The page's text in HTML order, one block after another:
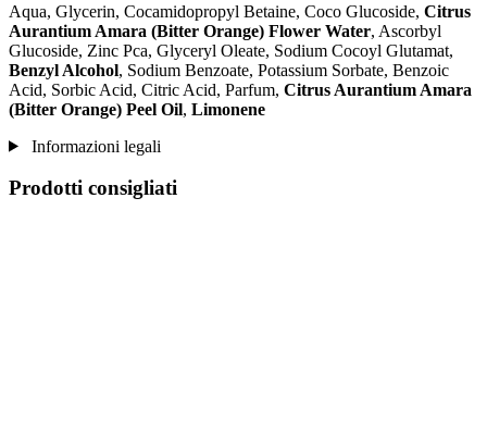
Aqua, Glycerin, Cocamidopropyl Betaine, Coco Glucoside, Citrus
Aurantium Amara (Bitter Orange) Flower Water, Ascorbyl
Glucoside, Zinc Pca, Glyceryl Oleate, Sodium Cocoyl Glutamat,
Benzyl Alcohol, Sodium Benzoate, Potassium Sorbate, Benzoic
Acid, Sorbic Acid, Citric Acid, Parfum, Citrus Aurantium Amara
(Bitter Orange) Peel Oil, Limonene
Informazioni legali
Prodotti consigliati